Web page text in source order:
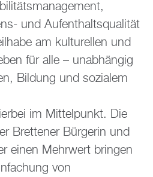
und Aufenthaltsqualität
am kulturellen und
für alle – unabhängig
Bildung und sozialem
im Mittelpunkt. Die
Brettener Bürgerin und
einen Mehrwert bringen
von